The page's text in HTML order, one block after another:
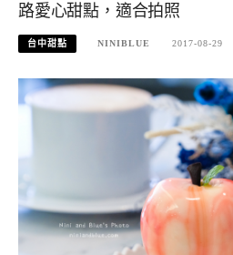
路愛心甜點，適合拍照
台中甜點 NINIBLUE 2017-08-29